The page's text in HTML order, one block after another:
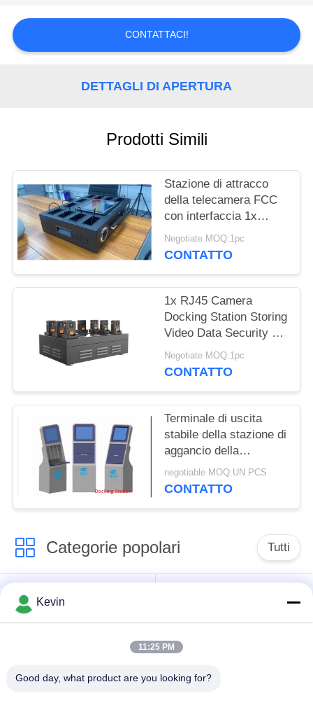
CONTATTACI
NOTIZIE
CHIEDI UN
PREVENTIVO
MAPPA
DEL
SITO
SULLA
RISERVATEZZA
CONTATTACI!
DETTAGLI DI APERTURA
Prodotti Simili
Stazione di attracco
della telecamera FCC
con interfaccia 1x
RJ45 1xUSB 3.0
Negotiate MOQ:1pc
CONTATTO
1x RJ45 Camera
Docking Station Storing
Video Data Security On
Body Camera
Recorders
Negotiate MOQ:1pc
CONTATTO
Terminale di uscita
stabile della stazione di
aggancio della
macchina fotografica
con la propria doppia
negotiable MOQ:UN PCS
CONTATTO
Categorie popolari Tutti
Sorvegli le macchine
fotografiche
consumate
della polizia
consumata del corpo
del casco di
Kevin
11:25 PM
Good day, what product are you looking for?